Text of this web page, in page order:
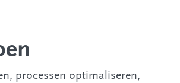
processen optimaliseren,